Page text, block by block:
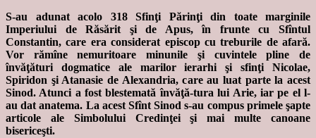
S-au adunat acolo 318 Sfinţi Părinţi din toate marginile
Imperiului de Răsărit şi de Apus, în frunte cu Sfîntul
Constantin, care era considerat episcop cu treburile de afară.
Vor rămîne nemuritoare minunile şi cuvintele pline de
învăţături dogmatice ale marilor ierarhi şi sfinţi Nicolae,
Spiridon şi Atanasie de Alexandria, care au luat parte la acest
Sinod. Atunci a fost blestemată învăţă-tura lui Arie, iar pe el l-
au dat anatema. La acest Sfînt Sinod s-au compus primele şapte
articole ale Simbolului Credinţei şi mai multe canoane
bisericeşti.